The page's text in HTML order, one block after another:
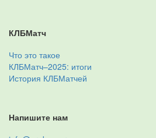
КЛБМатч
Что это такое
КЛБМатч–2025: итоги
История КЛБМатчей
Напишите нам